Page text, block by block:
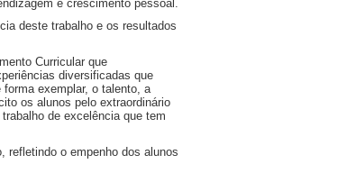
e crescimento pessoal.
deste trabalho e os resultados
Curricular que
diversificadas que
exemplar, o talento, a
os alunos pelo extraordinário
de excelência que tem
refletindo o empenho dos alunos